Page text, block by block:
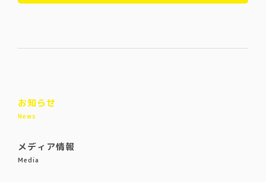
お知らせ
News
メディア情報
Media